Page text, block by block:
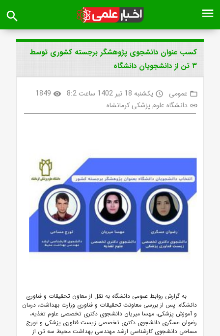
menu
search
کسب عنوان دانشجوی پژوهشگر برجسته کشوری توسط
۳ تن از دانشجویان دانشگاه
folder_open عمومی access_time یکشنبه 18 تیر 1402 ساعت 8:2 visibility
1849
link دانشگاه علوم پزشکی کرمانشاه
به گزارش روابط عمومی دانشگاه به نقل از معاون تحقیقات و فناوری
دانشگاه: پس از بررسی معاونت تحقیقات و فناوری وزارت بهداشت، درمان
و آموزش پزشکی، مهسا میریان دانشجوی دکتری تخصصی علوم تغذیه،
رضوان عسگری دانشجوی دکتری تخصصی زیست فناوری پزشکی و تورج
مساحی دانشجوی کارشناسی ارشد مهندسی بهداشت محیط سه تن از